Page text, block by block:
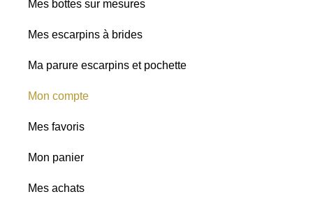
Mes bottes sur mesures
Mes escarpins à brides
Ma parure escarpins et pochette
Mon compte
Mes favoris
Mon panier
Mes achats